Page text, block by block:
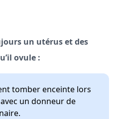
un utérus et des
ovule :
tomber enceinte lors
un donneur de